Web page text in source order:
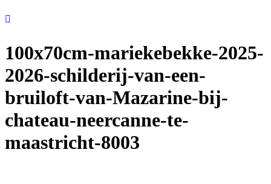
100x70cm-mariekebekke-2025-
2026-schilderij-van-een-
bruiloft-van-Mazarine-bij-
chateau-neercanne-te-
maastricht-8003